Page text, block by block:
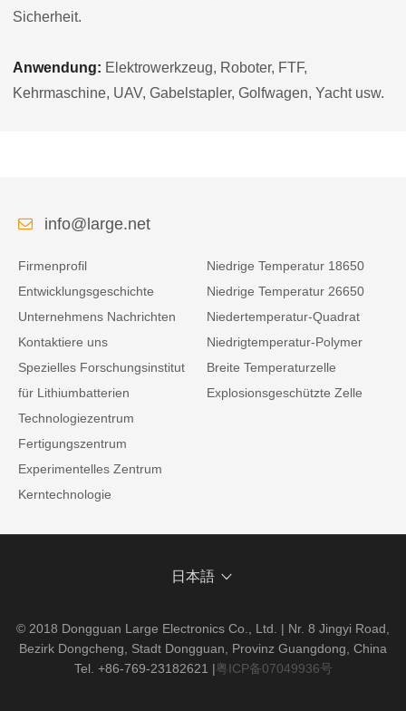
Sicherheit.
Anwendung: Elektrowerkzeug, Roboter, FTF,
Kehrmaschine, UAV, Gabelstapler, Golfwagen, Yacht usw.
info@large.net
Firmenprofil
Entwicklungsgeschichte
Unternehmens Nachrichten
Kontaktiere uns
Spezielles Forschungsinstitut
für Lithiumbatterien
Technologiezentrum
Fertigungszentrum
Experimentelles Zentrum
Kerntechnologie
Niedrige Temperatur 18650
Niedrige Temperatur 26650
Niedertemperatur-Quadrat
Niedrigtemperatur-Polymer
Breite Temperaturzelle
Explosionsgeschützte Zelle
日本語
© 2018 Dongguan Large Electronics Co., Ltd. | Nr. 8 Jingyi Road,
Bezirk Dongcheng, Stadt Dongguan, Provinz Guangdong, China
Tel. +86-769-23182621 |粤ICP备07049936号